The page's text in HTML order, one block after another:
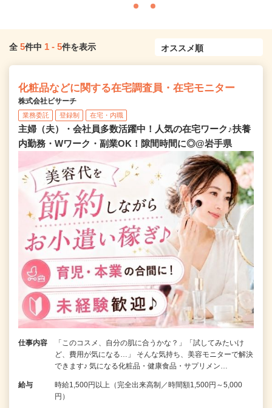
全 5件中 1 - 5件を表示
化粧品などに関する在宅調査員・在宅モニター
株式会社ビサーチ
業務委託 登録制 在宅・内職
主婦（夫）・会社員多数活躍中！人気の在宅ワーク♪扶養
内勤務・Wワーク・副業OK！隙間時間に◎@岩手県
仕事内容
「このコスメ、自分の肌に合うかな？」「試してみたいけ
ど、費用が気になる…」 そんな気持ち、美容モニターで解決
できます♪ 気になる化粧品・健康食品・サプリメン…
給与
時給1,500円以上（完全出来高制／時間額1,500円～5,000
円）